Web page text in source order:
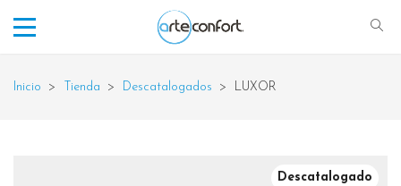
Inicio > Tienda > Descatalogados > LUXOR
Descatalogado